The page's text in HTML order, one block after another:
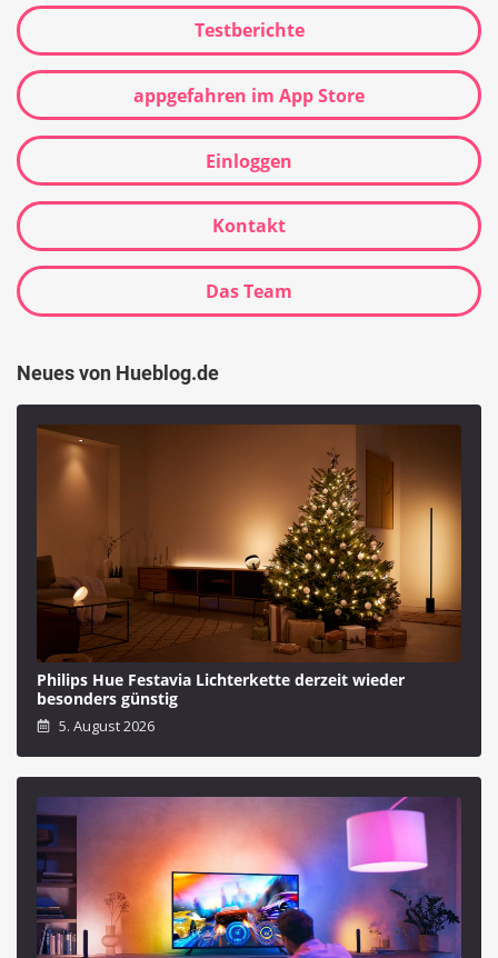
Testberichte
appgefahren im App Store
Einloggen
Kontakt
Das Team
Neues von Hueblog.de
Philips Hue Festavia Lichterkette derzeit wieder
besonders günstig
5. August 2026